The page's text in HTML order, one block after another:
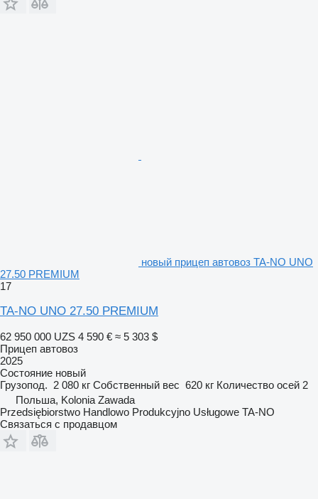
новый прицеп автовоз TA-NO UNO
27.50 PREMIUM
17
TA-NO UNO 27.50 PREMIUM
62 950 000 UZS 4 590 € ≈ 5 303 $
Прицеп автовоз
2025
Состояние новый
Грузопод. 2 080 кг Собственный вес 620 кг Количество осей 2
Польша, Kolonia Zawada
Przedsiębiorstwo Handlowo Produkcyjno Usługowe TA-NO
Связаться с продавцом